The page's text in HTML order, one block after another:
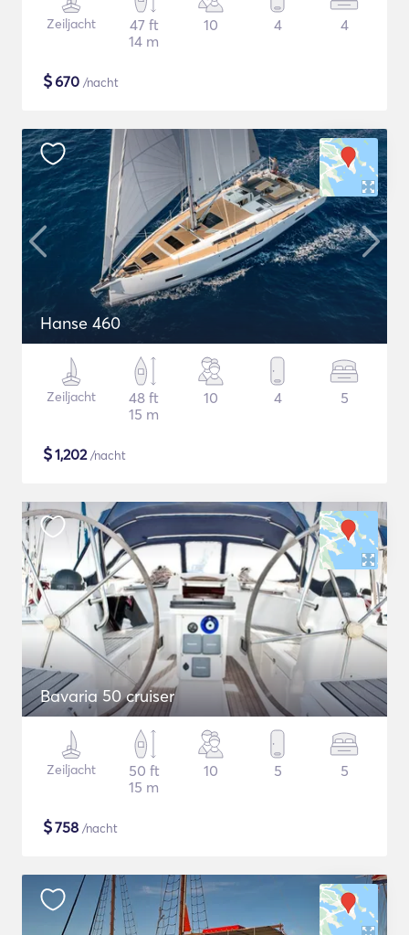
Zeiljacht
47 ft
14 m
10 4 4
$670 /nacht
Hanse 460
Zeiljacht
48 ft
15 m
10 4 5
$1,202/nacht
Bavaria 50 cruiser
Zeiljacht
50 ft
15 m
10 5 5
$758 /nacht